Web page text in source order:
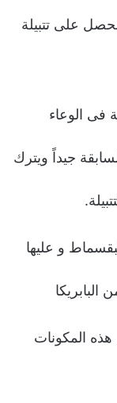
على تتبیلة
فى الوعاء
جیداً ویترك
و علیها
المكونات